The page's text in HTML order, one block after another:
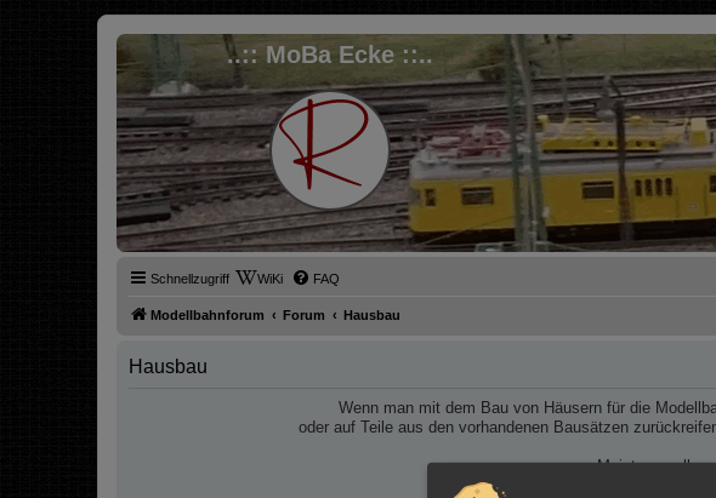
..:: MoBa Ecke ::..
Schnellzugriff WiKi FAQ
Modellbahnforum Forum Hausbau
Hausbau
Wenn man mit dem Bau von Häusern für die
oder auf Teile aus den vorhandenen Bausätzen
Meistens sollen
Denn davon abhängig ist der